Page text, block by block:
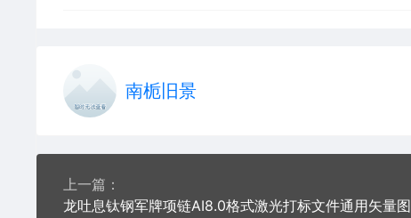
南栀旧景
上一篇：
龙吐息钛钢军牌项链AI8.0格式激光打标文件通用矢量图